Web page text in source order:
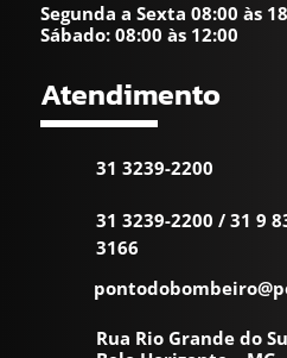
Segunda a Sexta 08:00 às
Sábado: 08:00 às 12:00
Atendimento
31 3239-2200
31 3239-2200 / 31 9
3166
Rua Rio Grande do